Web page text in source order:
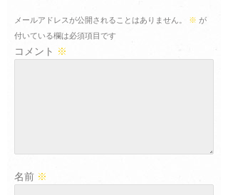
メールアドレスが公開されることはありません。 ※ が
付いている欄は必須項目です
コメント ※
名前 ※